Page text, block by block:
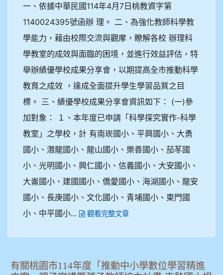
一、依據中華民國114年4月7日桃教資字第
1140024395號函辦 理。 二、為強化教師科學教
學能力，藉由校際交流與觀摩，瞭解各校 辦理科
學教室的成效與面臨的困境，並進行效益評估，特
舉辦績優學校成果分享會，以期提高全市推動科學
教育之成效 ，達成全面提升學生學習品質之目
標。 三、績優學校成果分享會資訊如下： (一)參
加對象： １、本年度已申請「科學探究實作-科學
教室」之學校，計 有南崁國小、平興國小、大勇
國小、潛龍國小、龍山國小、樂善國小、茄苳國
小、光明國小、興仁國小、信義國小、大安國小、
大崙國小、建國國小、僑愛國小、海湖國小、龍安
國小、長庚國小、文化國小、青埔國小、東門國
小、中平國小...
觀看完整文章
有關桃園市114年度「推動中小學數位學習精進